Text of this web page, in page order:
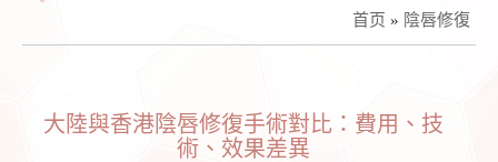
首页 » 陰唇修復
大陸與香港陰唇修復手術對比：費用、技
術、效果差異